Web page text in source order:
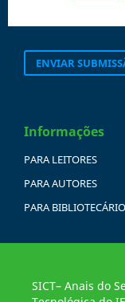
ENVIAR
Informações
PARA LEITORES
PARA AUTORES
PARA
SICT– Anais do